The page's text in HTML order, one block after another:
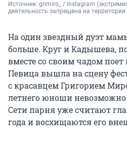
Источник: grimiro_ / Instagram
деятельность запрещена на
На один звездный дуэт
больше. Круг и Кадышева,
вместе со своим чадом
Певица вышла на сцену
с красавцем Григорием
летнего юноши невозможно
Сети парня уже считают
года и восхищаются его